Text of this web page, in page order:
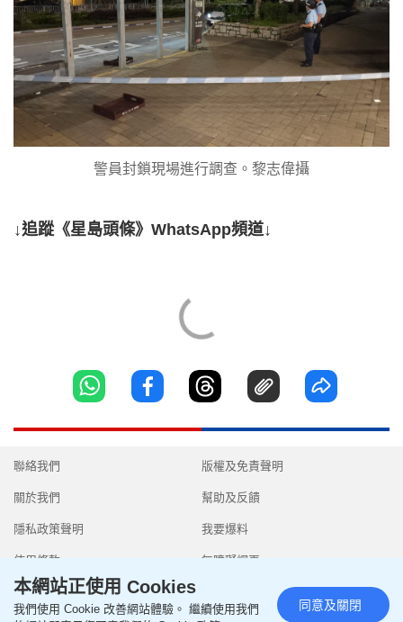
警員封鎖現場進行調查。黎志偉攝
↓追蹤《星島頭條》WhatsApp頻道↓
聯絡我們
關於我們
隱私政策聲明
使用條款
版權及免責聲明
幫助及反饋
我要爆料
無障礙網頁
本網站正使用 Cookies
我們使用 Cookie 改善網站體驗。 繼續使用我們
同意及關閉